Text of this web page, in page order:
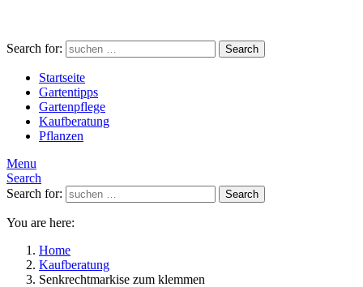
Search for: Search
Startseite
Gartentipps
Gartenpflege
Kaufberatung
Pflanzen
Menu
Search
Search for:
Search
You are here:
Home
Kaufberatung
Senkrechtmarkise zum klemmen